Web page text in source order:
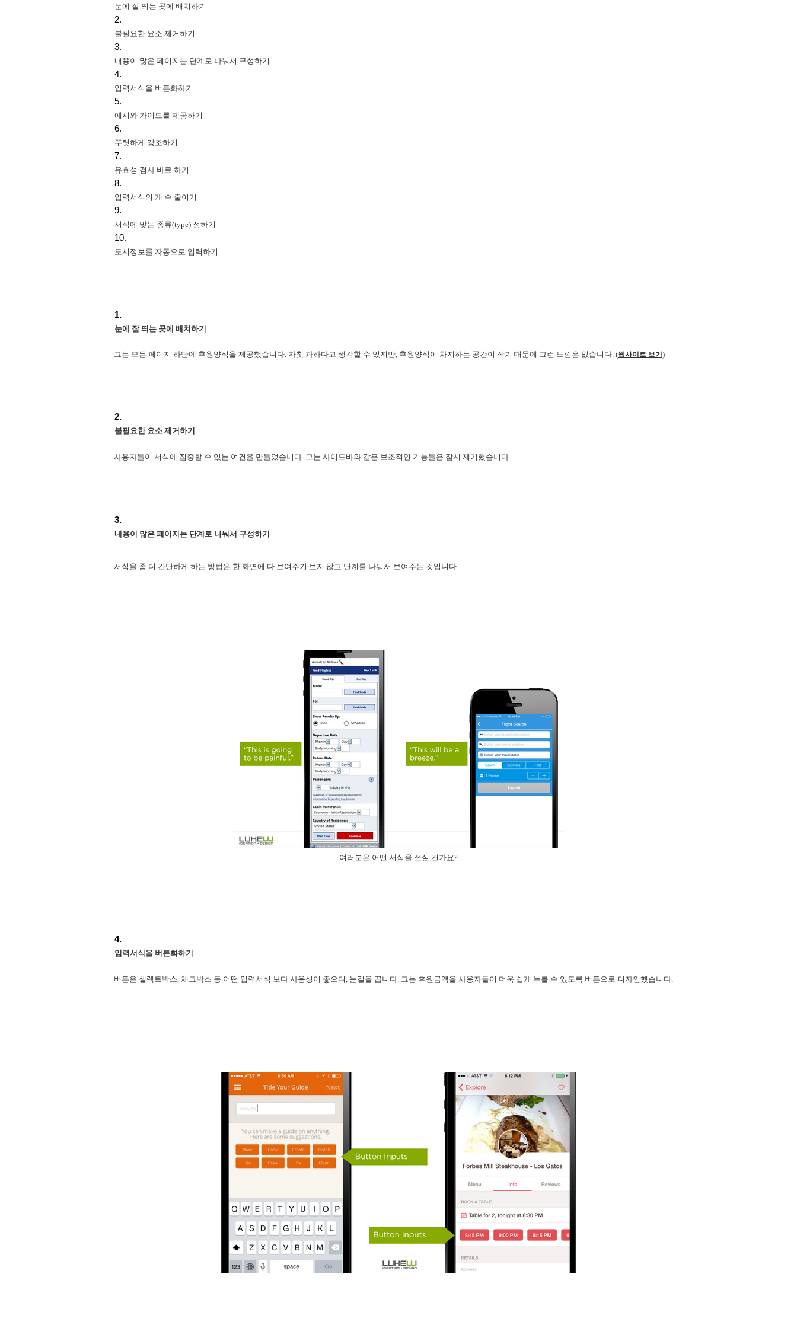
눈에 잘 띄는 곳에 배치하기
불필요한 요소 제거하기
내용이 많은 페이지는 단계로 나눠서 구성하기
입력서식을 버튼화하기
예시와 가이드를 제공하기
뚜렷하게 강조하기
유효성 검사 바로 하기
입력서식의 개 수 줄이기
서식에 맞는 종류(type) 정하기
도시정보를 자동으로 입력하기
눈에 잘 띄는 곳에 배치하기
그는 모든 페이지 하단에 후원양식을 제공했습니다. 자칫 과하다고 생각할 수 있지만, 후원양식이 차지하는 공간이 작기 때문에 그런 느낌은 없습니다. (웹사이트 보기 )
불필요한 요소 제거하기
사용자들이 서식에 집중할 수 있는 여건을 만들었습니다. 그는 사이드바와 같은 보조적인 기능들은 잠시 제거했습니다.
내용이 많은 페이지는 단계로 나눠서 구성하기
서식을 좀 더 간단하게 하는 방법은 한 화면에 다 보여주기 보지 않고 단계를 나눠서 보여주는 것입니다.
여러분은 어떤 서식을 쓰실 건가요?
입력서식을 버튼화하기
버튼은 셀렉트박스, 체크박스 등 어떤 입력서식 보다 사용성이 좋으며, 눈길을 끕니다. 그는 후원금액을 사용자들이 더욱 쉽게 누를 수 있도록 버튼으로 디자인했습니다.